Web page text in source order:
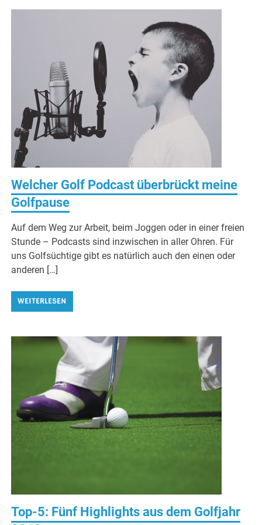
Welcher Golf Podcast überbrückt meine
Golfpause
Auf dem Weg zur Arbeit, beim Joggen oder in einer freien
Stunde – Podcasts sind inzwischen in aller Ohren. Für
uns Golfsüchtige gibt es natürlich auch den einen oder
anderen […]
WEITERLESEN
Top-5: Fünf Highlights aus dem Golfjahr